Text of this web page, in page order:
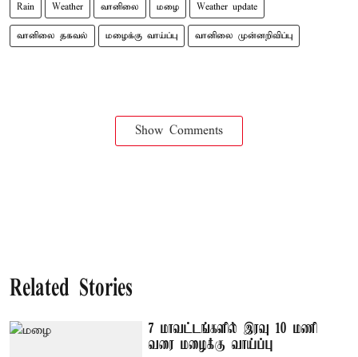
Rain Weather வானிலை மழை Weather update
வானிலை தகவல் மழைக்கு வாய்ப்பு வானிலை முன்னறிவிப்பு
Show Comments
Related Stories
7 மாவட்டங்களில் இரவு 10 மணி
வரை மழைக்கு வாய்ப்பு